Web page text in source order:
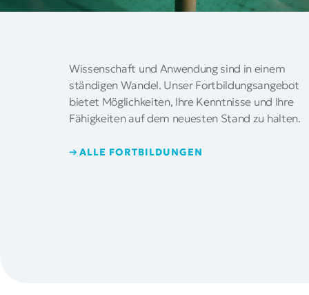
Wissenschaft und Anwendung sind in einem
ständigen Wandel. Unser Fortbildungsangebot
bietet Möglichkeiten, Ihre Kenntnisse und Ihre
Fähigkeiten auf dem neuesten Stand zu halten.
ALLE FORTBILDUNGEN